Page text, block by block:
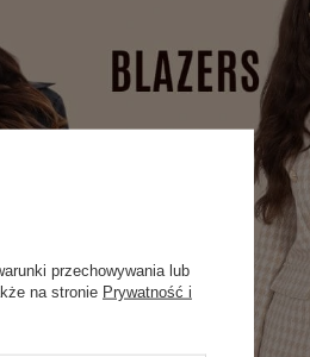
przechowywania lub
na stronie Prywatność i